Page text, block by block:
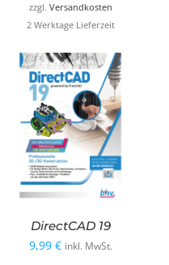
zzgl. Versandkosten
2 Werktage Lieferzeit
DirectCAD 19
9,99 € inkl. MwSt.